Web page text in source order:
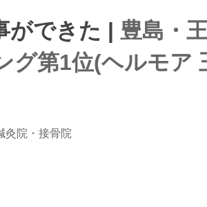
ができた | 豊島・
第1位(ヘルモア